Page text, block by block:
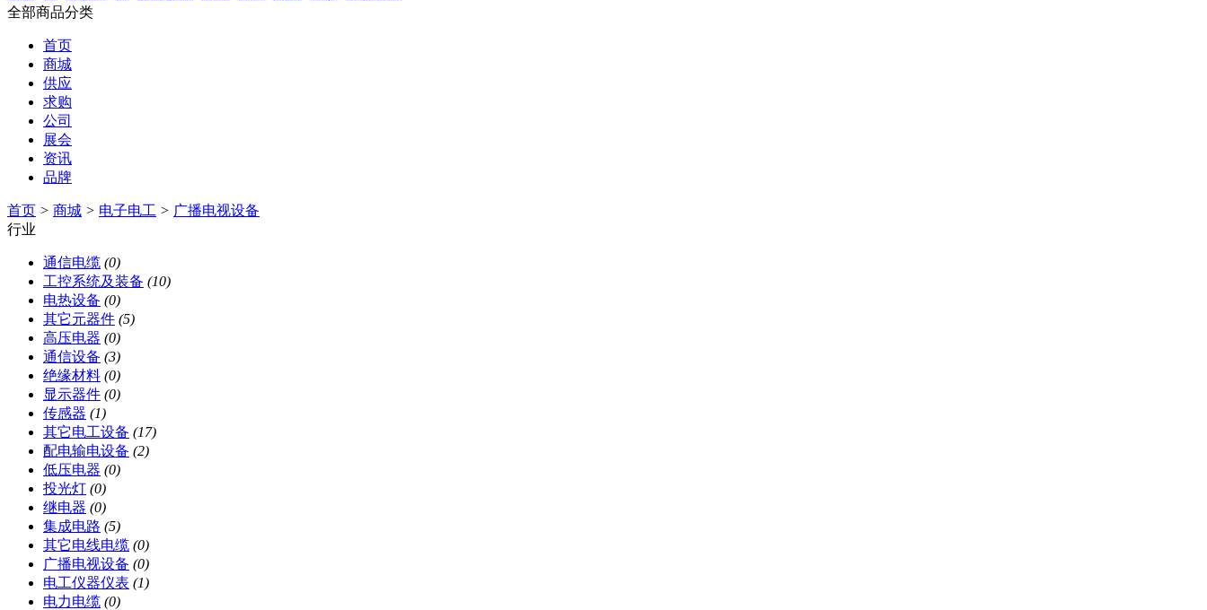
全部商品分类
首页
商城
供应
求购
公司
展会
资讯
品牌
首页 > 商城 > 电子电工 > 广播电视设备
行业
通信电缆 (0)
工控系统及装备 (10)
电热设备 (0)
其它元器件 (5)
高压电器 (0)
通信设备 (3)
绝缘材料 (0)
显示器件 (0)
传感器 (1)
其它电工设备 (17)
配电输电设备 (2)
低压电器 (0)
投光灯 (0)
继电器 (0)
集成电路 (5)
其它电线电缆 (0)
广播电视设备 (0)
电工仪器仪表 (1)
电力电缆 (0)